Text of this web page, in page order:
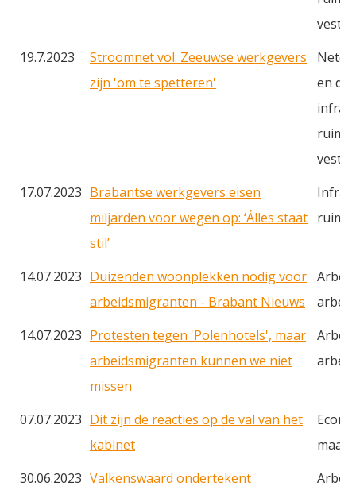
19.7.2023
Stroomnet vol: Zeeuwse werkgevers
zijn 'om te spetteren'
en
17.07.2023 Brabantse werkgevers eisen
miljarden voor wegen op: ‘Álles staat
stil’
ruimte
14.07.2023 Duizenden woonplekken nodig voor
arbeidsmigranten - Brabant Nieuws
14.07.2023 Protesten tegen 'Polenhotels', maar
arbeidsmigranten kunnen we niet
missen
07.07.2023 Dit zijn de reacties op de val van het
kabinet
30.06.2023 Valkenswaard ondertekent